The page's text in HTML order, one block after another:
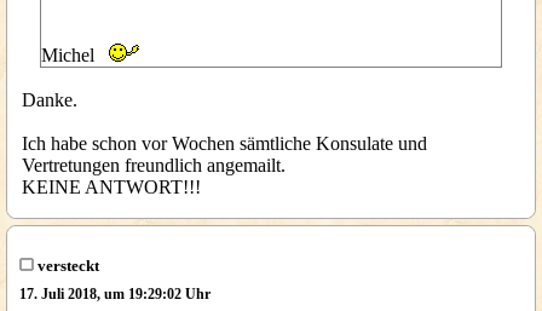
Michel
Danke.
Ich habe schon vor Wochen sämtliche Konsulate und
Vertretungen freundlich angemailt.
KEINE ANTWORT!!!
versteckt
17. Juli 2018, um 19:29:02 Uhr